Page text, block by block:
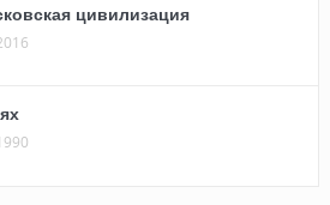
цивилизация